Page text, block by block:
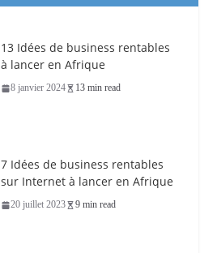
13 Idées de business rentables
à lancer en Afrique
8 janvier 2024 13 min read
7 Idées de business rentables
sur Internet à lancer en Afrique
20 juillet 2023 9 min read